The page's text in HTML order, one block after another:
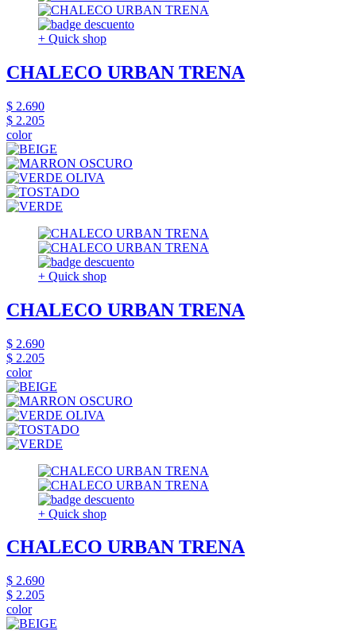
+ Quick shop
CHALECO URBAN TRENA
$ 2.690
$ 2.205
color
+ Quick shop
CHALECO URBAN TRENA
$ 2.690
$ 2.205
color
+ Quick shop
CHALECO URBAN TRENA
$ 2.690
$ 2.205
color